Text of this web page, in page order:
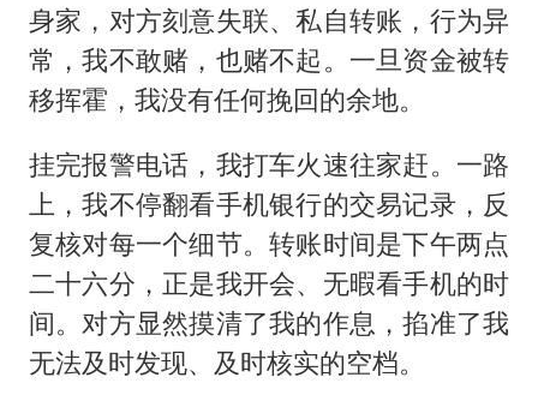
身家，对方刻意失联、私自转账，行为异
常，我不敢赌，也赌不起。一旦资金被转
移挥霍，我没有任何挽回的余地。
挂完报警电话，我打车火速往家赶。一路
上，我不停翻看手机银行的交易记录，反
复核对每一个细节。转账时间是下午两点
二十六分，正是我开会、无暇看手机的时
间。对方显然摸清了我的作息，掐准了我
无法及时发现、及时核实的空档。